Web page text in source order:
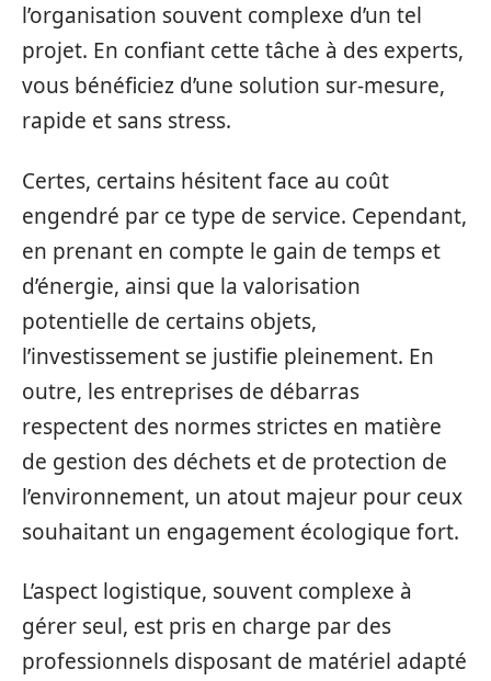
l’organisation souvent complexe d’un tel
projet. En confiant cette tâche à des experts,
vous bénéficiez d’une solution sur-mesure,
rapide et sans stress.
Certes, certains hésitent face au coût
engendré par ce type de service. Cependant,
en prenant en compte le gain de temps et
d’énergie, ainsi que la valorisation
potentielle de certains objets,
l’investissement se justifie pleinement. En
outre, les entreprises de débarras
respectent des normes strictes en matière
de gestion des déchets et de protection de
l’environnement, un atout majeur pour ceux
souhaitant un engagement écologique fort.
L’aspect logistique, souvent complexe à
gérer seul, est pris en charge par des
professionnels disposant de matériel adapté